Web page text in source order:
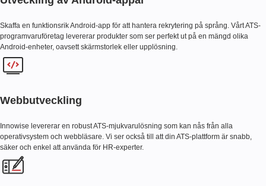
Skaffa en funktionsrik Android-app för att hantera rekrytering på språng. Vårt ATS-
programvaruföretag levererar produkter som ser perfekt ut på en mängd olika
Android-enheter, oavsett skärmstorlek eller upplösning.
Webbutveckling
Innowise levererar en robust ATS-mjukvarulösning som kan nås från alla
operativsystem och webbläsare. Vi ser också till att din ATS-plattform är snabb,
säker och enkel att använda för HR-experter.